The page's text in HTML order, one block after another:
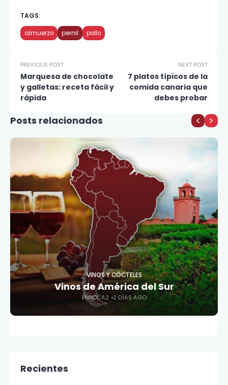
TAGS:
almuerzo pernil pollo
PREVIOUS POST
Marquesa de chocolate
y galletas: receta fácil y
rápida
NEXT POST
7 platos típicos de la
comida canaria que
debes probar
Posts relacionados
VINOS Y CÓCTELES
Vinos de América del Sur
ENBOCA2 2 DÍAS AGO
Recientes